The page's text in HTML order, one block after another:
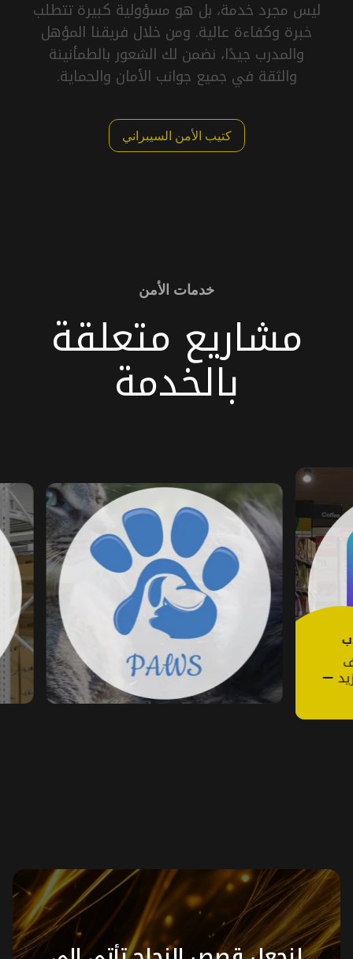
ليس مجرد خدمة، بل هو مسؤولية كبيرة تتطلب
خبرة وكفاءة عالية. ومن خلال فريقنا المؤهل
والمدرب جيدًا، نضمن لك الشعور بالطمأنينة
والثقة في جميع جوانب الأمان والحماية.
كتيب الأمن السيبراني
خدمات الأمن
مشاريع متعلقة
بالخدمة
اعرف
اعرف
المزيد